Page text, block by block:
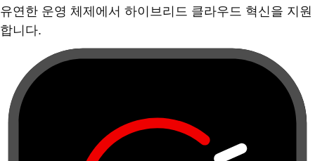
유연한 운영 체제에서 하이브리드 클라우드 혁신을 지원
합니다.